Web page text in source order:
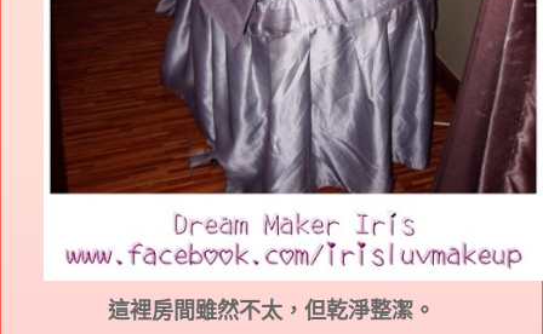
這裡房間雖然不太，但乾淨整潔。